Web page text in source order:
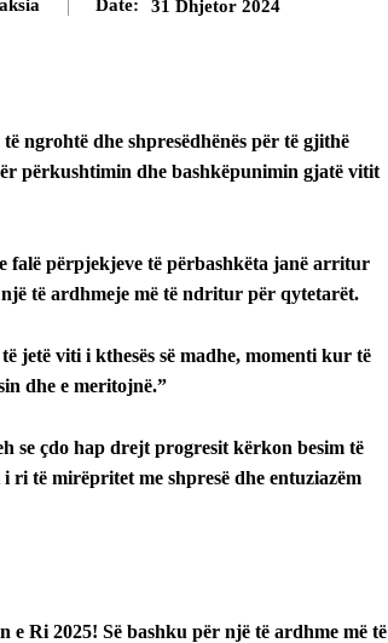
Date: 31 Dhjetor 2024
ngrohtë dhe shpresëdhënës për të gjithë
përkushtimin dhe bashkëpunimin gjatë vitit
falë përpjekjeve të përbashkëta janë arritur
të ardhmeje më të ndritur për qytetarët.
jetë viti i kthesës së madhe, momenti kur të
dhe e meritojnë.”
se çdo hap drejt progresit kërkon besim të
të mirëpritet me shpresë dhe entuziazëm
Ri 2025! Së bashku për një të ardhme më të